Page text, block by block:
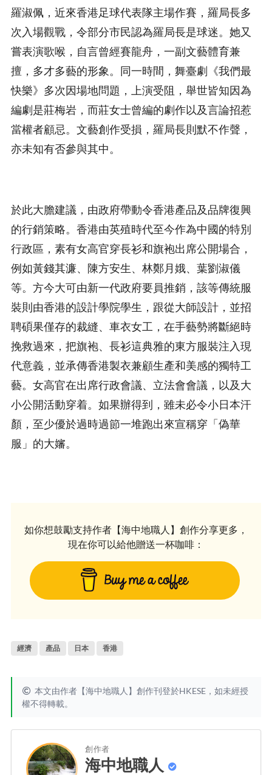
羅淑佩，近來香港足球代表隊主場作賽，羅局長多
次入場觀戰，令部分市民認為羅局長是球迷。她又
嘗表演歌喉，自言曾經賽龍舟，一副文藝體育兼
擅，多才多藝的形象。同一時間，舞臺劇《我們最
快樂》多次因場地問題，上演受阻，舉世皆知因為
編劇是莊梅岩，而莊女士曾編的劇作以及言論招惹
當權者顧忌。文藝創作受損，羅局長則默不作聲，
亦未知有否參與其中。
於此大膽建議，由政府帶動令香港產品及品牌復興
的行銷策略。香港由英殖時代至今作為中國的特別
行政區，素有女高官穿長衫和旗袍出席公開場合，
例如黃錢其濂、陳方安生、林鄭月娥、葉劉淑儀
等。方今大可由新一代政府要員推銷，該等傳統服
裝則由香港的設計學院學生，跟從大師設計，並招
聘碩果僅存的裁縫、車衣女工，在手藝勢將斷絕時
挽救過來，把旗袍、長衫這典雅的東方服裝注入現
代意義，並承傳香港製衣兼顧生產和美感的獨特工
藝。女高官在出席行政會議、立法會會議，以及大
小公開活動穿着。如果辦得到，雖未必令小日本汗
顏，至少優於過時過節一堆跑出來宣稱穿「偽華
服」的大嬸。
如你想鼓勵支持作者【海中地職人】創作分享更多，
現在你可以給他贈送一杯咖啡：
經濟 產品 日本 香港
本文由作者【海中地職人】創作刊登於HKESE，如未經授
權不得轉載。
創作者
海中地職人